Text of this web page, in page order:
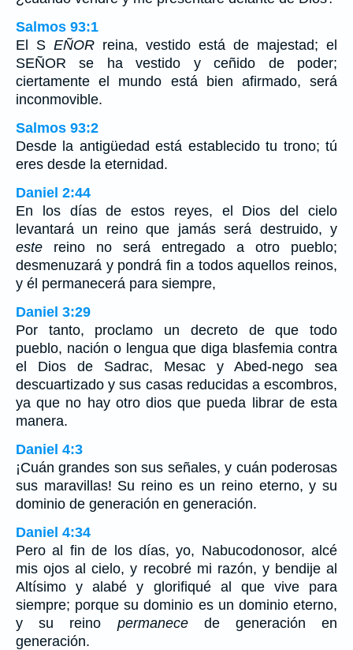
Salmos 93:1
El S EÑOR reina, vestido está de majestad; el
SEÑOR se ha vestido y ceñido de poder;
ciertamente el mundo está bien afirmado, será
inconmovible.
Salmos 93:2
Desde la antigüedad está establecido tu trono; tú
eres desde la eternidad.
Daniel 2:44
En los días de estos reyes, el Dios del cielo
levantará un reino que jamás será destruido, y
este reino no será entregado a otro pueblo;
desmenuzará y pondrá fin a todos aquellos reinos,
y él permanecerá para siempre,
Daniel 3:29
Por tanto, proclamo un decreto de que todo
pueblo, nación o lengua que diga blasfemia contra
el Dios de Sadrac, Mesac y Abed-nego sea
descuartizado y sus casas reducidas a escombros,
ya que no hay otro dios que pueda librar de esta
manera.
Daniel 4:3
¡Cuán grandes son sus señales, y cuán poderosas
sus maravillas! Su reino es un reino eterno, y su
dominio de generación en generación.
Daniel 4:34
Pero al fin de los días, yo, Nabucodonosor, alcé
mis ojos al cielo, y recobré mi razón, y bendije al
Altísimo y alabé y glorifiqué al que vive para
siempre; porque su dominio es un dominio eterno,
y su reino permanecede generación en
generación.